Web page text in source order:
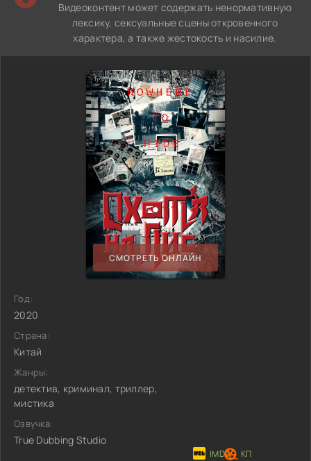
Видеоконтент может содержать ненормативную
лексику, сексуальные сцены откровенного
характера, а также жестокость и насилие.
СМОТРЕТЬ ОНЛАЙН
Год:
2020
Страна:
Китай
Жанры:
детектив, криминал, триллер,
мистика
Озвучка:
True Dubbing Studio